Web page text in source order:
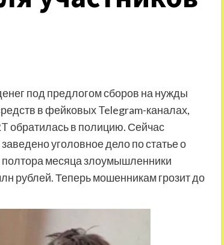
под предлогом сборов на нужды
в фейковых Telegram-каналах,
обратилась в полицию. Сейчас
уголовное дело по статье о
месяца злоумышленники
рублей. Теперь мошенникам грозит до